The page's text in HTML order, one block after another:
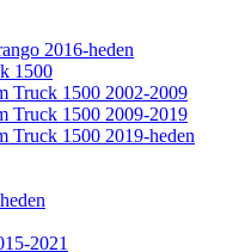
2016-heden
1500
Truck 1500 2002-2009
Truck 1500 2009-2019
Truck 1500 2019-heden
2021